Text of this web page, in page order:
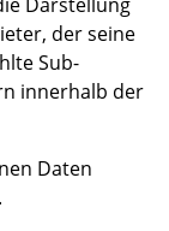
der seine
Sub-
innerhalb der
Daten